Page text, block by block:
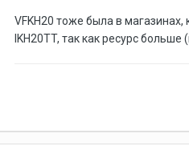
VFKH20 тоже была в магазинах,
IKH20TT, так как ресурс